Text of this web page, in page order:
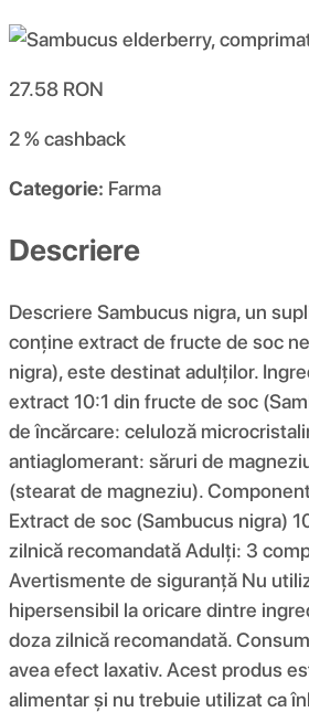
27.58 RON
2 %cashback
Categorie: Farma
Descriere
Descriere Sambucus nigra, un
conține extract de fructe de soc
nigra), este destinat adulților.
extract 10:1 din fructe de soc
de încărcare: celuloză
antiaglomerant: săruri de
(stearat de magneziu).
Extract de soc (Sambucus nigra)
zilnică recomandată Adulți: 3
Avertismente de siguranță Nu
hipersensibil la oricare dintre
doza zilnică recomandată.
avea efect laxativ. Acest produs
alimentar și nu trebuie utilizat ca